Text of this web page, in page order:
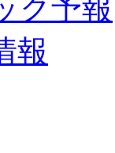
ク予報
報